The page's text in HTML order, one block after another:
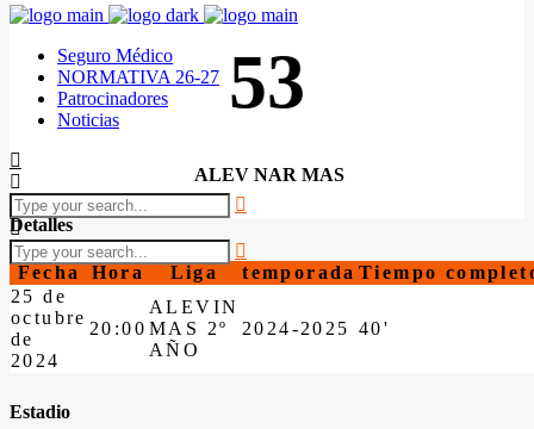
Seguro Médico
NORMATIVA 26-27
Patrocinadores
Noticias
53
ALEV NAR MAS
Detalles
Fecha Hora Liga temporada Tiempo
25 de
octubre
de
2024
20:00
ALEVIN
MAS 2º
AÑO
2024-2025 40'
Estadio